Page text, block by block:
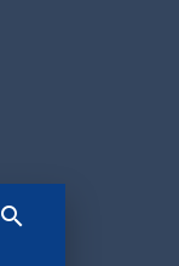
search